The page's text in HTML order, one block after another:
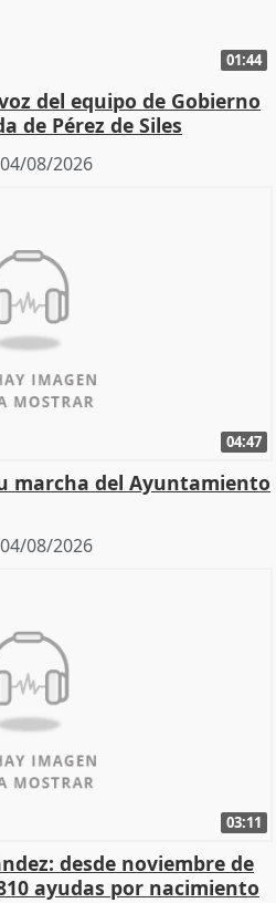
01:44
del equipo de Gobierno
de Pérez de Siles
04/08/2026
04:47
marcha del Ayuntamiento
04/08/2026
03:11
desde noviembre de
ayudas por nacimiento